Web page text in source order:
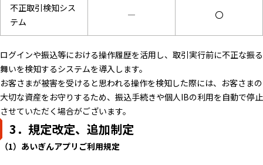
不正取引検知シス
テム
― 〇
ログインや振込等における操作履歴を活用し、取引実行前に不正な振る
舞いを検知するシステムを導入します。
お客さまが被害を受けると思われる操作を検知した際には、お客さまの
大切な資産をお守りするため、振込手続きや個人IBの利用を自動で停止
させていただく場合がございます。
3．規定改定、追加制定
（1）あいぎんアプリご利用規定